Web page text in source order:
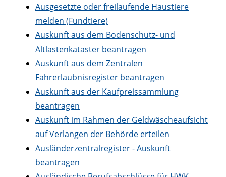
Ausgesetzte oder freilaufende Haustiere
melden (Fundtiere)
Auskunft aus dem Bodenschutz- und
Altlastenkataster beantragen
Auskunft aus dem Zentralen
Fahrerlaubnisregister beantragen
Auskunft aus der Kaufpreissammlung
beantragen
Auskunft im Rahmen der Geldwäscheaufsicht
auf Verlangen der Behörde erteilen
Ausländerzentralregister - Auskunft
beantragen